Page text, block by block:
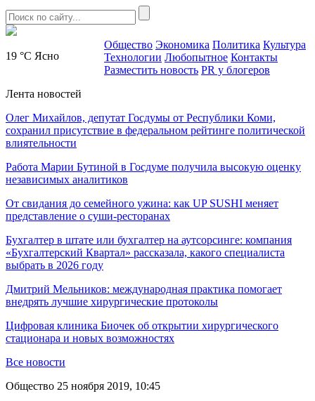
19 °C Ясно
Общество Экономика Политика Культура
Технологии Любопытное Контакты
Разместить новость PR у блогеров
Лента новостей
Олег Михайлов, депутат Госдумы от Республики Коми,
сохранил присутствие в федеральном рейтинге политической
влиятельности
Работа Марии Бутиной в Госдуме получила высокую оценку
независимых аналитиков
От свидания до семейного ужина: как UP SUSHI меняет
представление о суши-ресторанах
Бухгалтер в штате или бухгалтер на аутсорсинге: компания
«Бухгалтерский Квартал» рассказала, какого специалиста
выбрать в 2026 году
Дмитрий Мельников: международная практика помогает
внедрять лучшие хирургические протоколы
Цифровая клиника Биочек об открытии хирургического
стационара и новых возможностях
Все новости
Общество 25 ноября 2019, 10:45